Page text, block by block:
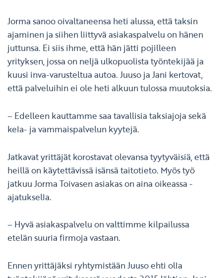
Jorma sanoo oivaltaneensa heti alussa, että taksin
ajaminen ja siihen liittyvä asiakaspalvelu on hänen
juttunsa. Ei siis ihme, että hän jätti pojilleen
yrityksen, jossa on neljä ulkopuolista työntekijää ja
kuusi inva-varusteltua autoa. Juuso ja Jani kertovat,
että palveluihin ei ole heti alkuun tulossa muutoksia.
– Edelleen kauttamme saa tavallisia taksiajoja sekä
kela- ja vammaispalvelun kyytejä.
Jatkavat yrittäjät korostavat olevansa tyytyväisiä, että
heillä on käytettävissä isänsä taitotieto. Myös työ
jatkuu Jorma Toivasen asiakas on aina oikeassa -
ajatuksella.
– Hyvä asiakaspalvelu on valttimme kilpailussa
etelän suuria firmoja vastaan.
Ennen yrittäjäksi ryhtymistään Juuso ehti olla